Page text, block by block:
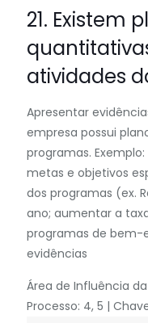
21. Existem
atividades
Apresentar
empresa possui
programas.
metas e objetivos
dos programas (ex.
ano; aumentar a
programas de bem-
evidências
Área de Influência da
Processo: 4, 5 |